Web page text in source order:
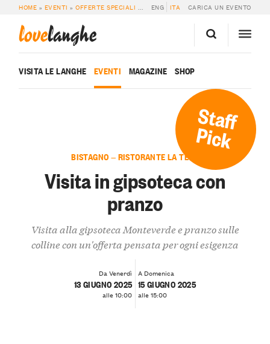
HOME » EVENTI »OFFERTE SPECIALI VISITA IN GIPSOTECA CON PRANZO
ENG ITA CARICA UN EVENTO
lovelanghe
VISITA LE LANGHE EVENTI MAGAZINE SHOP
Staff
Pick
BISTAGNO — RISTORANTE LA TECA
Visita in gipsoteca con
pranzo
Visita alla gipsoteca Monteverde e pranzo sulle
colline con un'offerta pensata per ogni esigenza
Da Venerdì
13 GIUGNO 2025
alle 10:00
A Domenica
15 GIUGNO 2025
alle 15:00